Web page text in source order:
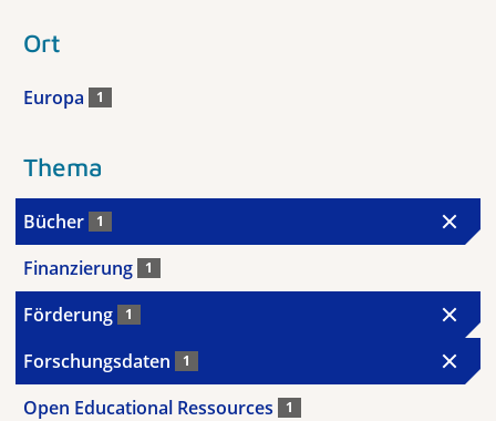
Ort
Europa 1
Thema
Bücher 1
Finanzierung 1
Förderung 1
Forschungsdaten 1
Open Educational Ressources 1